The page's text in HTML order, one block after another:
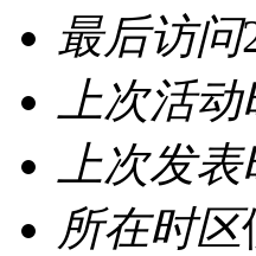
最后访问
上次活
上次发
所在时区